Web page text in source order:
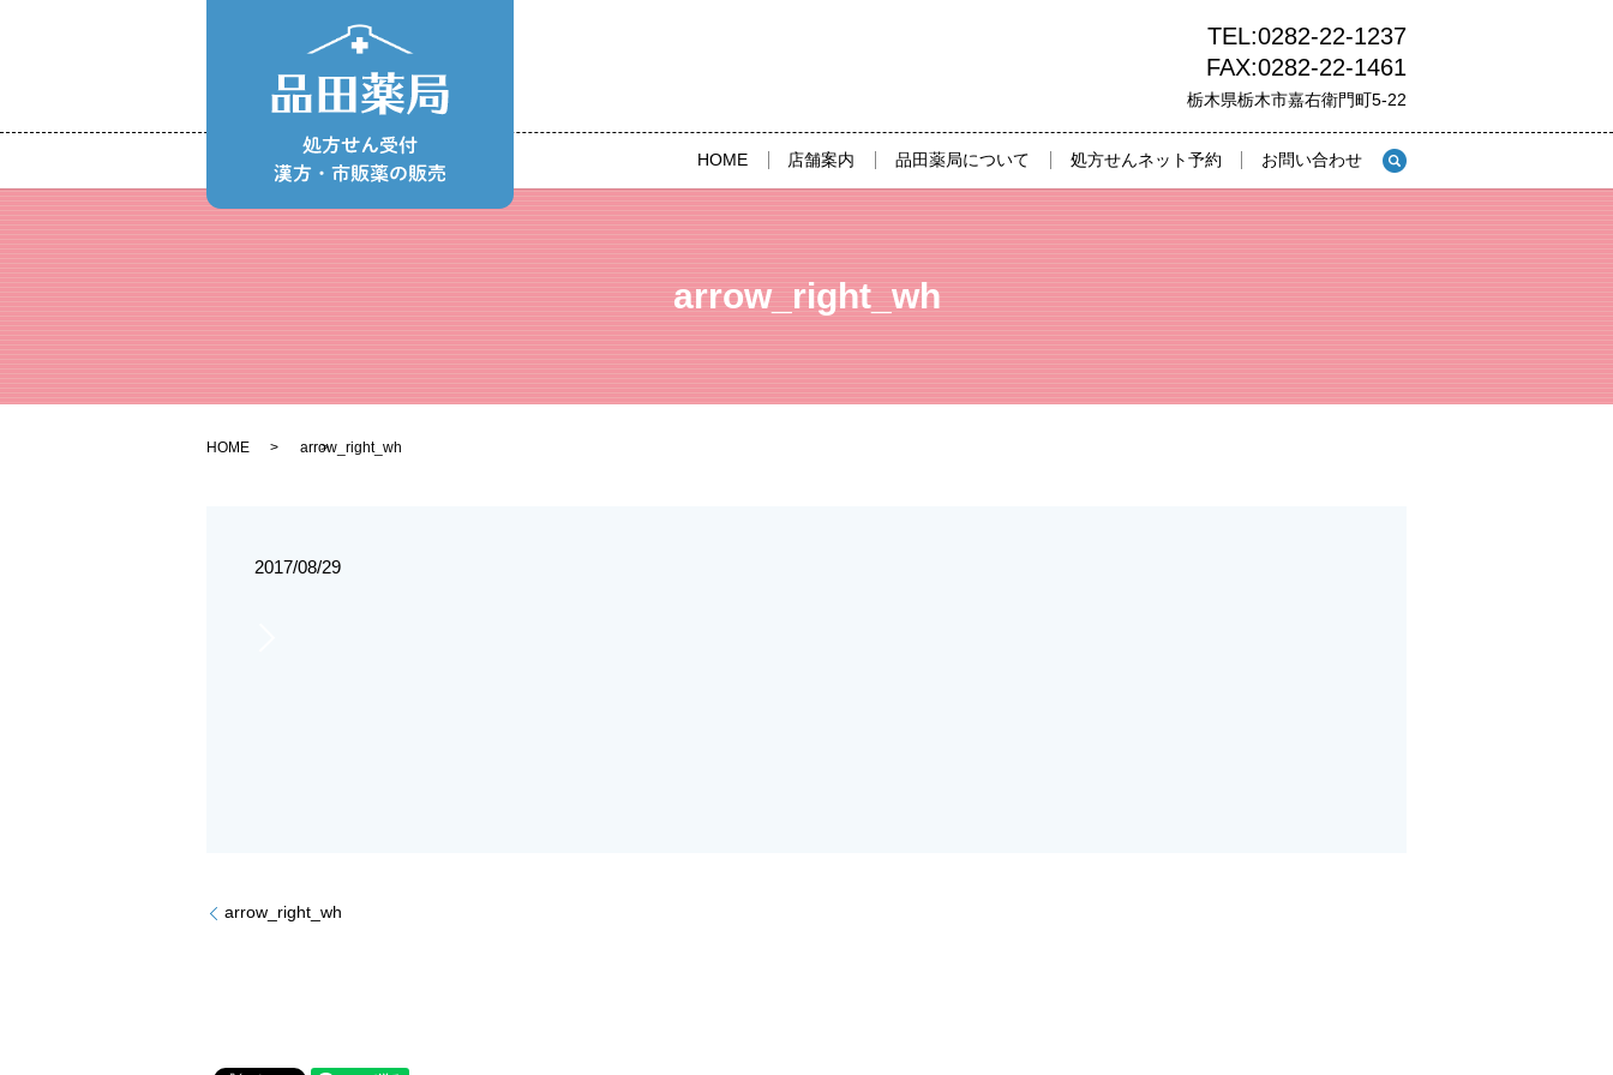
TEL:0282-22-1237
FAX:0282-22-1461
栃木県栃木市嘉右衛門町5-22
HOME 店舗案内 品田薬局について 処方せんネット予約 お問い合わせ
arrow_right_wh
HOME arrow_right_wh
2017/08/29
arrow_right_wh